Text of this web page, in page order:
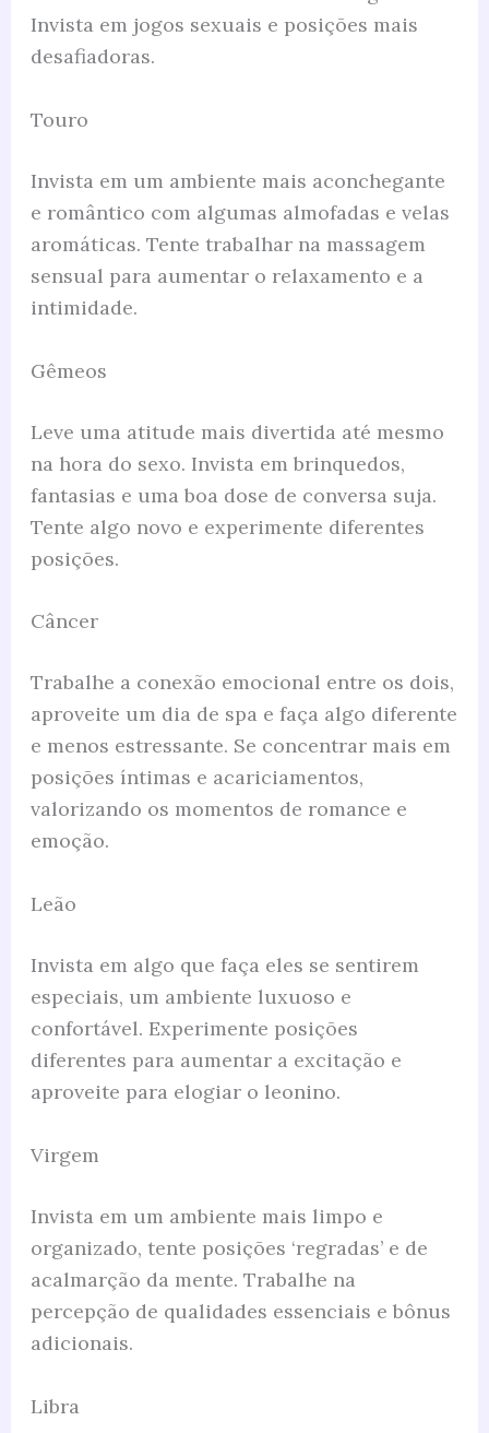
Invista em jogos sexuais e posições mais
desafiadoras.
Touro
Invista em um ambiente mais aconchegante
e romântico com algumas almofadas e velas
aromáticas. Tente trabalhar na massagem
sensual para aumentar o relaxamento e a
intimidade.
Gêmeos
Leve uma atitude mais divertida até mesmo
na hora do sexo. Invista em brinquedos,
fantasias e uma boa dose de conversa suja.
Tente algo novo e experimente diferentes
posições.
Câncer
Trabalhe a conexão emocional entre os dois,
aproveite um dia de spa e faça algo diferente
e menos estressante. Se concentrar mais em
posições íntimas e acariciamentos,
valorizando os momentos de romance e
emoção.
Leão
Invista em algo que faça eles se sentirem
especiais, um ambiente luxuoso e
confortável. Experimente posições
diferentes para aumentar a excitação e
aproveite para elogiar o leonino.
Virgem
Invista em um ambiente mais limpo e
organizado, tente posições ‘regradas’ e de
acalmarção da mente. Trabalhe na
percepção de qualidades essenciais e bônus
adicionais.
Libra